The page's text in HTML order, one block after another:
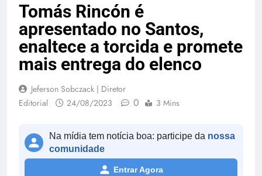
Tomás Rincón é
apresentado no Santos,
enaltece a torcida e promete
mais entrega do elenco
Jeferson Sobczack | Diretor
Editorial
24/08/2023 0 3 Mins
Na mídia tem notícia boa: participe da nossa
comunidade
Entrar Agora